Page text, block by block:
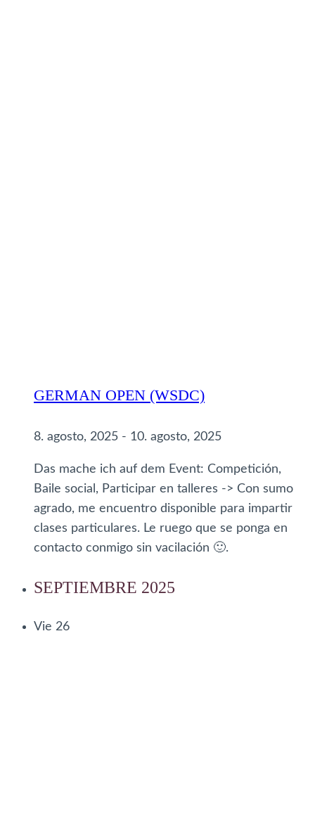
GERMAN OPEN (WSDC)
8. agosto, 2025 - 10. agosto, 2025
Das mache ich auf dem Event: Competición,
Baile social, Participar en talleres -> Con sumo
agrado, me encuentro disponible para impartir
clases particulares. Le ruego que se ponga en
contacto conmigo sin vacilación 🙂.
SEPTIEMBRE 2025
Vie 26